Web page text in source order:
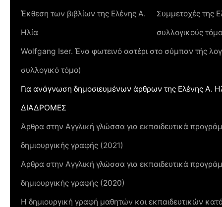
Έκθεση των βιβλίων της Ελένης Α.
Ηλία
Συμμετοχές της
συλλογικούς
Wolfgang Iser. Ένα φωτεινό αστέρι στο σύμπαν τής
συλλογικό τόμο)
Για ανάγνωση δημοσιευμένων άρθρων της Ελένης Α.
ΔΙΑΔΡΟΜΕΣ
Άρθρα στην Αγγλική γλώσσα για εκπαιδευτικά
δημιουργικής γραφής (2021)
Άρθρα στην Αγγλική γλώσσα για εκπαιδευτικά
δημιουργικής γραφής (2020)
Η δημιουργική γραφή μαθητών και εκπαιδευτικών